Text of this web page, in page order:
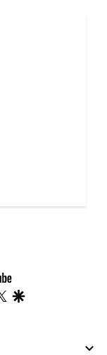
youtube-
footer
twitter